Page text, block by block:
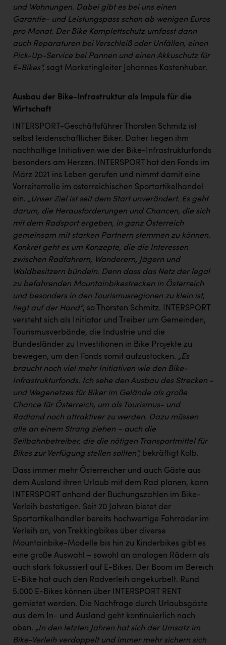
und Wohnungen. Dabei gibt es bei uns einen
Garantie- und Leistungspass schon ab wenigen Euros
pro Monat. Der Bike Komplettschutz umfasst dann
auch Reparaturen bei Verschleiß oder Unfällen, einen
Pick-Up-Service bei Pannen und einen Akkuschutz für
E-Bikes“, sagt Marketingleiter Johannes Kastenhuber.
Ausbau der Bike-Infrastruktur als Impuls für die
Wirtschaft
INTERSPORT-Geschäftsführer Thorsten Schmitz ist
selbst leidenschaftlicher Biker. Daher liegen ihm
nachhaltige Initiativen wie der Bike-Infrastrukturfonds
besonders am Herzen. INTERSPORT hat den Fonds im
März 2021 ins Leben gerufen und nimmt damit eine
Vorreiterrolle im österreichischen Sportartikelhandel
ein. „Unser Ziel ist seit dem Start unverändert. Es geht
darum, die Herausforderungen und Chancen, die sich
mit dem Radsport ergeben, in ganz Österreich
gemeinsam mit starken Partnern stemmen zu können.
Konkret geht es um Konzepte, die die Interessen
zwischen Radfahrern, Wanderern, Jägern und
Waldbesitzern bündeln. Denn dass das Netz der legal
zu befahrenden Mountainbikestrecken in Österreich
und besonders in den Tourismusregionen zu klein ist,
liegt auf der Hand“, so Thorsten Schmitz. INTERSPORT
versteht sich als Initiator und Treiber um Gemeinden,
Tourismusverbände, die Industrie und die
Bundesländer zu Investitionen in Bike Projekte zu
bewegen, um den Fonds somit aufzustocken. „Es
braucht noch viel mehr Initiativen wie den Bike-
Infrastrukturfonds. Ich sehe den Ausbau des Strecken -
und Wegenetzes für Biker im Gelände als große
Chance für Österreich, um als Tourismus- und
Radland noch attraktiver zu werden. Dazu müssen
alle an einem Strang ziehen – auch die
Seilbahnbetreiber, die die nötigen Transportmittel für
Bikes zur Verfügung stellen sollten“, bekräftigt Kolb.
Dass immer mehr Österreicher und auch Gäste aus
dem Ausland ihren Urlaub mit dem Rad planen, kann
INTERSPORT anhand der Buchungszahlen im Bike-
Verleih bestätigen. Seit 20 Jahren bietet der
Sportartikelhändler bereits hochwertige Fahrräder im
Verleih an, von Trekkingbikes über diverse
Mountainbike-Modelle bis hin zu Kinderbikes gibt es
eine große Auswahl – sowohl an analogen Rädern als
auch stark fokussiert auf E-Bikes. Der Boom im Bereich
E-Bike hat auch den Radverleih angekurbelt. Rund
5.000 E-Bikes können über INTERSPORT RENT
gemietet werden. Die Nachfrage durch Urlaubsgäste
aus dem In- und Ausland geht kontinuierlich nach
oben. „In den letzten Jahren hat sich der Umsatz im
Bike-Verleih verdoppelt und immer mehr sichern sich